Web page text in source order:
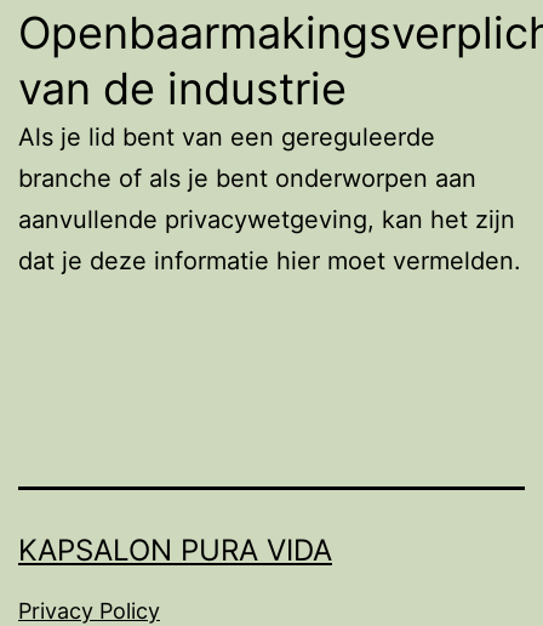
van de industrie
Als je lid bent van een gereguleerde
branche of als je bent onderworpen aan
aanvullende privacywetgeving, kan het zijn
dat je deze informatie hier moet vermelden.
KAPSALON PURA VIDA
Privacy Policy